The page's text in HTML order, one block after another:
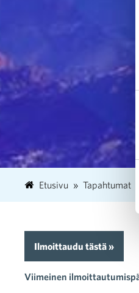
Etusivu Tapahtumat
Ilmoittaudu tästä »
Viimeinen